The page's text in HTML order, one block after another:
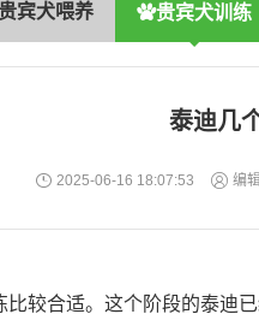
贵宾犬喂养 贵宾犬训练
泰迪几
2025-06-16 18:07:53 编辑
比较合适。这个阶段的泰迪